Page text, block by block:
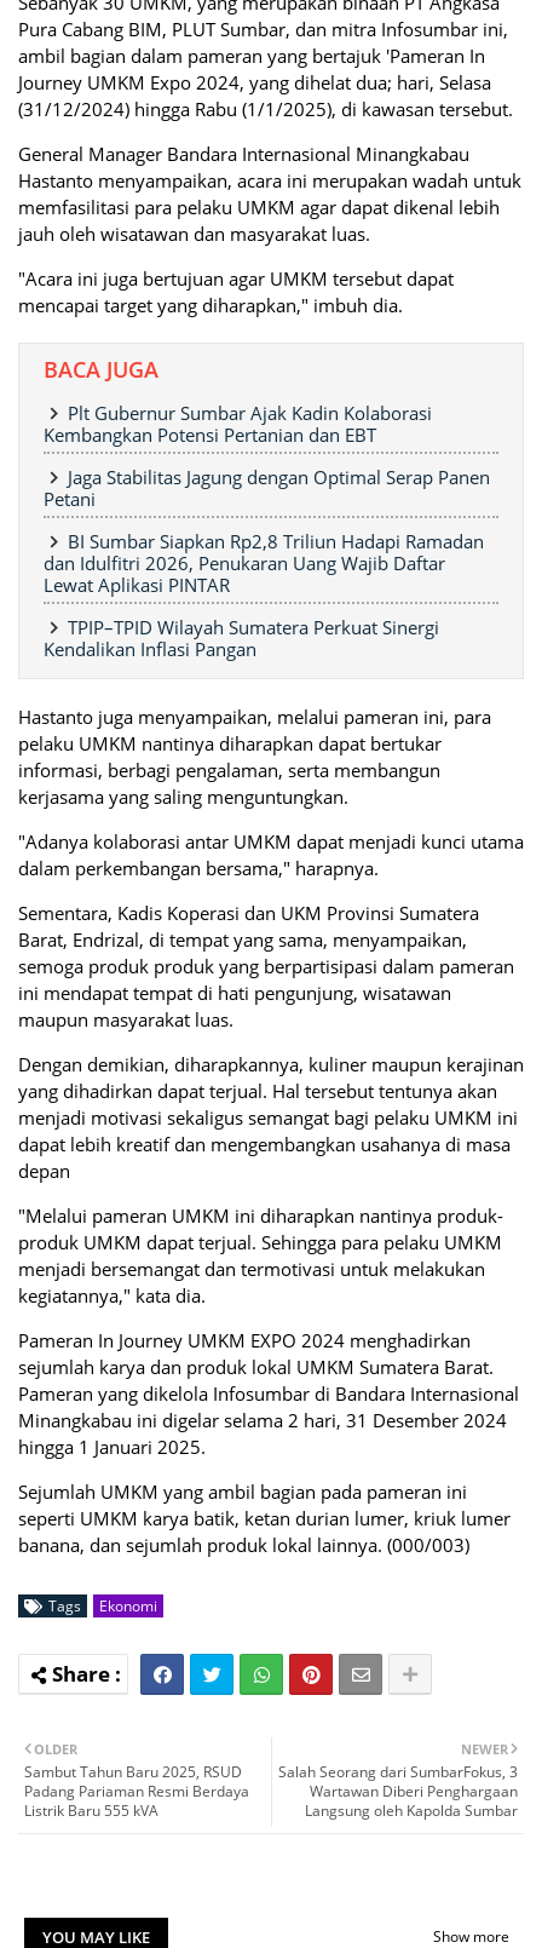
Pura Cabang BIM, PLUT Sumbar, dan mitra Infosumbar ini,
ambil bagian dalam pameran yang bertajuk 'Pameran In
Journey UMKM Expo 2024, yang dihelat dua; hari, Selasa
(31/12/2024) hingga Rabu (1/1/2025), di kawasan tersebut.
General Manager Bandara Internasional Minangkabau
Hastanto menyampaikan, acara ini merupakan wadah untuk
memfasilitasi para pelaku UMKM agar dapat dikenal lebih
jauh oleh wisatawan dan masyarakat luas.
"Acara ini juga bertujuan agar UMKM tersebut dapat
mencapai target yang diharapkan," imbuh dia.
BACA JUGA
Plt Gubernur Sumbar Ajak Kadin Kolaborasi
Kembangkan Potensi Pertanian dan EBT
Jaga Stabilitas Jagung dengan Optimal Serap Panen
Petani
BI Sumbar Siapkan Rp2,8 Triliun Hadapi Ramadan
dan Idulfitri 2026, Penukaran Uang Wajib Daftar
Lewat Aplikasi PINTAR
TPIP–TPID Wilayah Sumatera Perkuat Sinergi
Kendalikan Inflasi Pangan
Hastanto juga menyampaikan, melalui pameran ini, para
pelaku UMKM nantinya diharapkan dapat bertukar
informasi, berbagi pengalaman, serta membangun
kerjasama yang saling menguntungkan.
"Adanya kolaborasi antar UMKM dapat menjadi kunci utama
dalam perkembangan bersama," harapnya.
Sementara, Kadis Koperasi dan UKM Provinsi Sumatera
Barat, Endrizal, di tempat yang sama, menyampaikan,
semoga produk produk yang berpartisipasi dalam pameran
ini mendapat tempat di hati pengunjung, wisatawan
maupun masyarakat luas.
Dengan demikian, diharapkannya, kuliner maupun kerajinan
yang dihadirkan dapat terjual. Hal tersebut tentunya akan
menjadi motivasi sekaligus semangat bagi pelaku UMKM ini
dapat lebih kreatif dan mengembangkan usahanya di masa
depan
"Melalui pameran UMKM ini diharapkan nantinya produk-
produk UMKM dapat terjual. Sehingga para pelaku UMKM
menjadi bersemangat dan termotivasi untuk melakukan
kegiatannya," kata dia.
Pameran In Journey UMKM EXPO 2024 menghadirkan
sejumlah karya dan produk lokal UMKM Sumatera Barat.
Pameran yang dikelola Infosumbar di Bandara Internasional
Minangkabau ini digelar selama 2 hari, 31 Desember 2024
hingga 1 Januari 2025.
Sejumlah UMKM yang ambil bagian pada pameran ini
seperti UMKM karya batik, ketan durian lumer, kriuk lumer
banana, dan sejumlah produk lokal lainnya. (000/003)
Tags Ekonomi
NEWER
Salah Seorang dari SumbarFokus, 3
Wartawan Diberi Penghargaan
Langsung oleh Kapolda Sumbar
OLDER
Sambut Tahun Baru 2025, RSUD
Padang Pariaman Resmi Berdaya
Listrik Baru 555 kVA
YOU MAY LIKE Show more